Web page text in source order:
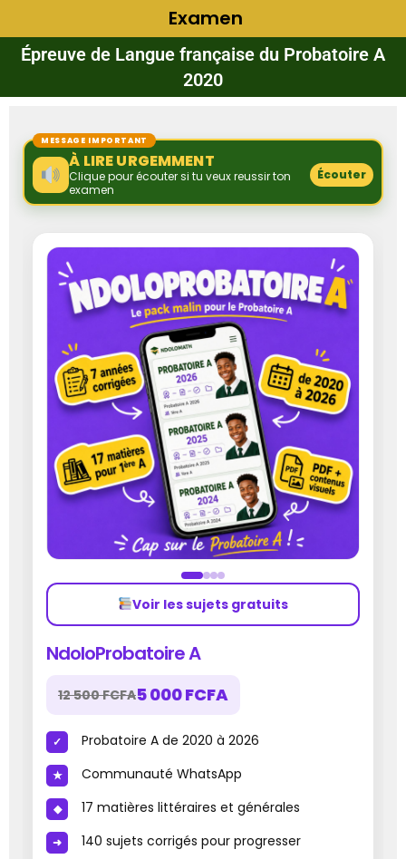
Examen
Épreuve de Langue française du Probatoire A
2020
MESSAGE IMPORTANT
À LIRE URGEMMENT
Clique pour écouter si tu veux reussir ton
examen
Écouter
Voir les sujets gratuits
NdoloProbatoire A
12 500 FCFA5 000 FCFA
Probatoire A de 2020 à 2026
Communauté WhatsApp
17 matières littéraires et générales
140 sujets corrigés pour progresser